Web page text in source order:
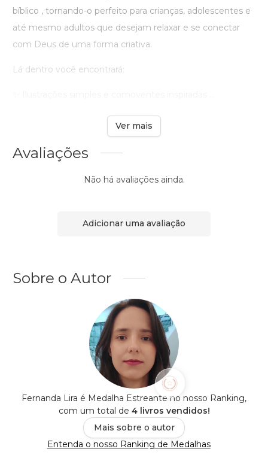
bíblico , tornando-o perfeito para crianças, adolescentes e
até mesmo adultos que desejam relaxar e se conectar
com Deus de uma forma criativa.
Lá dentro você encontrará:
Ver mais
Avaliações
Não há avaliações ainda.
Adicionar uma avaliação
Sobre o Autor
Fernanda Lira é Medalha Estreante no nosso Ranking,
com um total de 4 livros vendidos!
Mais sobre o autor
Entenda o nosso Ranking de Medalhas